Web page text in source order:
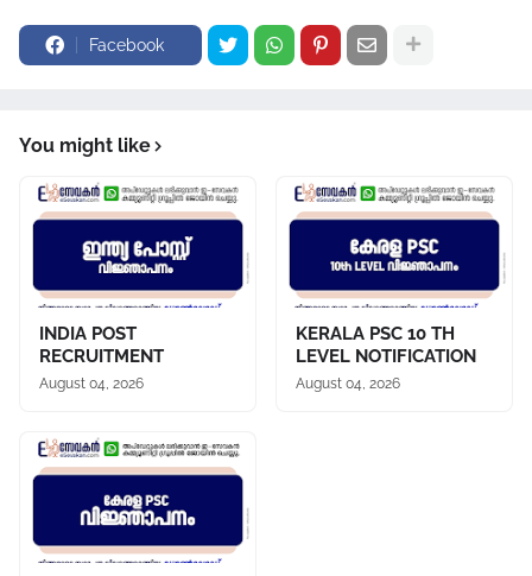
Facebook
You might like
INDIA POST
RECRUITMENT
August 04, 2026
KERALA PSC 10 TH
LEVEL NOTIFICATION
August 04, 2026